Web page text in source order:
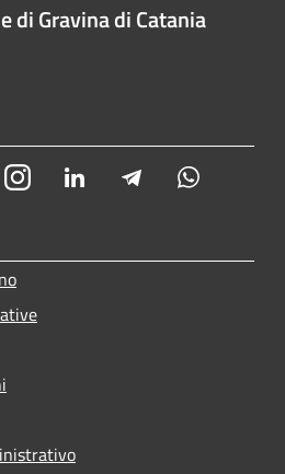
di Gravina di Catania
Instagram LinkedIn Telegram